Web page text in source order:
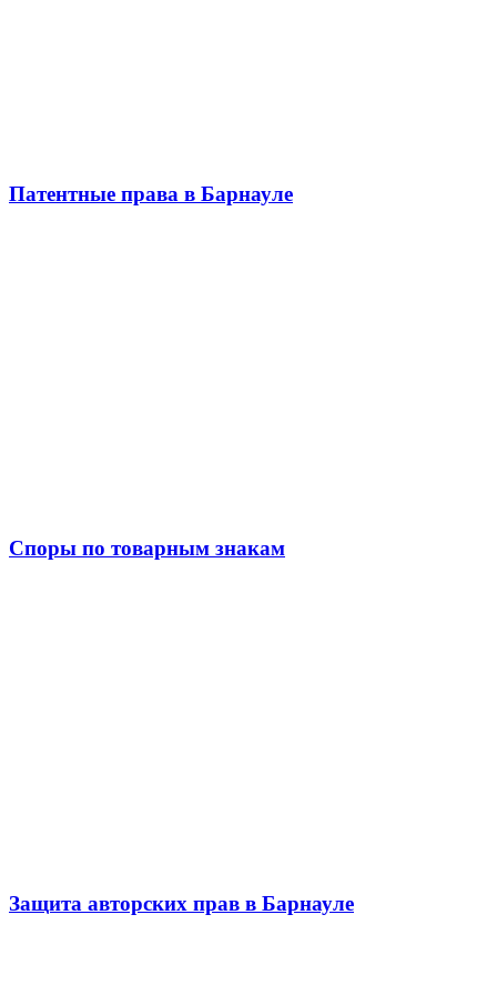
Патентные права в Барнауле
Споры по товарным знакам
Защита авторских прав в Барнауле